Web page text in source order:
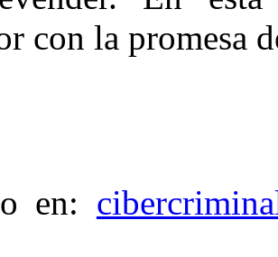
con la promesa
en: